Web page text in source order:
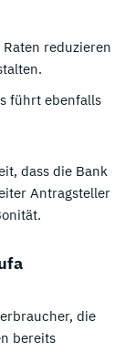
reduzieren
führt ebenfalls
dass die Bank
Antragsteller
die
bereits